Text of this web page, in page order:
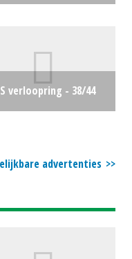
verloopring - 38/44
advertenties